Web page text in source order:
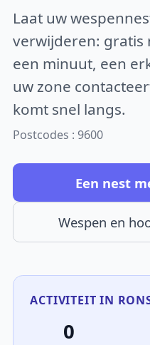
Laat uw
verwijderen: gratis
een minuut, een
uw zone
komt snel langs.
Postcodes : 9600
Een nest
Wespen en
ACTIVITEIT IN
0